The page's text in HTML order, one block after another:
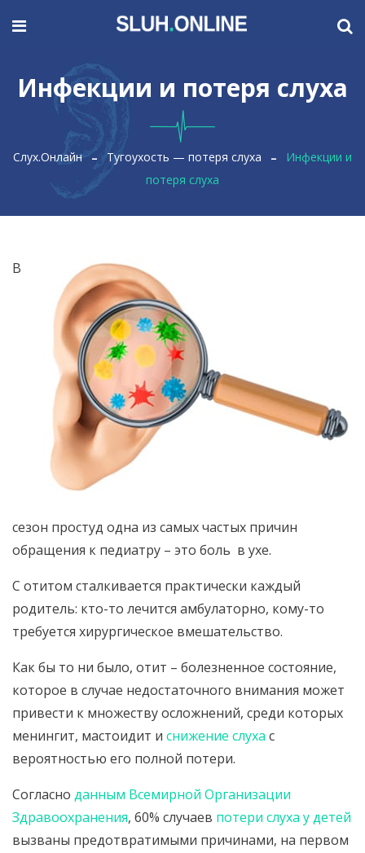
Инфекции и потеря слуха
Слух.Онлайн Тугоухость — потеря слуха
Инфекции и
потеря слуха
В
сезон простуд одна из самых частых причин
обращения к педиатру – это боль в ухе.
С отитом сталкивается практически каждый
родитель: кто-то лечится амбулаторно, кому-то
требуется хирургическое вмешательство.
Как бы то ни было, отит – болезненное состояние,
которое в случае недостаточного внимания может
привести к множеству осложнений, среди которых
менингит, мастоидит и снижение слуха с
вероятностью его полной потери.
Согласно данным Всемирной Организации
Здравоохранения, 60% случаев потери слуха у детей
вызваны предотвратимыми причинами, на первом